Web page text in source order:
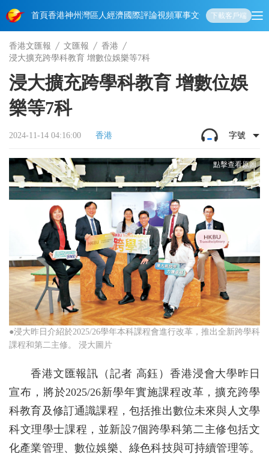
首頁香港神州 灣區人經濟國際評論視頻軍事文化 娛樂生活教育體
下載客戶端
香港文匯報 文匯報
香港
浸大擴充跨學科教育 增數位娛樂等7科
浸大擴充跨學科教育 增數位娛
樂等7科
2024-11-14 04:16:00 香港 字號
●浸大昨日介紹於2025/26學年本科課程會進行改革，推出全新跨學科
課程和第二主修。 浸大圖片
香港文匯報訊（記者 高鈺）香港浸會大學昨日
宣布，將於2025/26新學年實施課程改革，擴充跨學
科教育及修訂通識課程，包括推出數位未來與人文學
科文理學士課程，並新設7個跨學科第二主修包括文
化產業管理、數位娛樂、綠色科技與可持續管理等。